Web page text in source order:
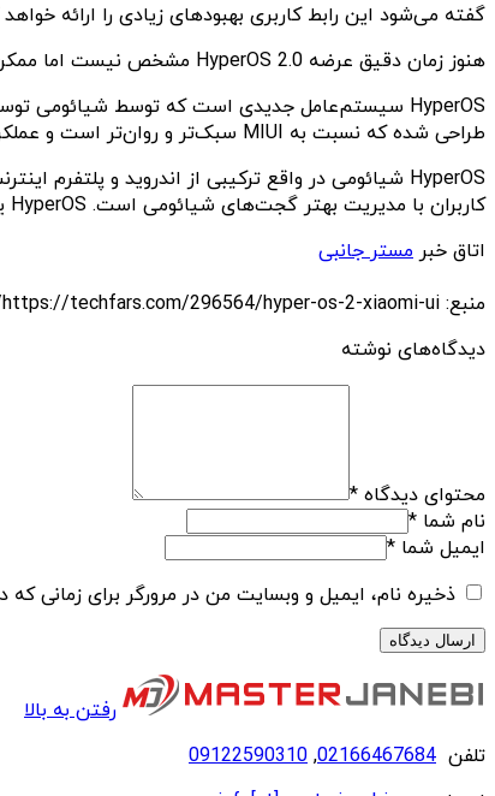
گفته می‌شود این رابط کاربری بهبودهای زیادی را ارائه
هنوز زمان دقیق عرضه HyperOS 2.0 مشخص نیست اما ممکن است به همراه گوشی‌های سری شیائومی ۱۵ عرضه شود. این سری قرار است پاییز امسال معرفی شود.
طراحی شده که نسبت به MIUI سبک‌تر و روان‌تر است و عملکرد و عمر باتری بهتری دارد.
کاربران با مدیریت بهتر گجت‌های شیائومی است. HyperOS یک انقلاب علیه اندروید نیست، بلکه به دنبال همزیستی با آن است
اتاق خبر مستر جانبی
منبع: https://techfars.com/296564/hyper-os-2-xiaomi-ui/
دیدگاه‌های نوشته
محتوای دیدگاه *
نام شما *
ایمیل شما *
ذخیره نام، ایمیل و وبسایت من در مرورگر برای زمانی
رفتن به بالا
تلفن 02166467684
,
09122590310